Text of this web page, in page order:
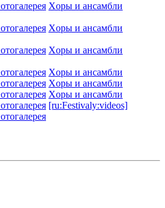
Xоры и ансамбли
Xоры и ансамбли
Xоры и ансамбли
Xоры и ансамбли
Xоры и ансамбли
Xоры и ансамбли
[ru:Festivaly:videos]